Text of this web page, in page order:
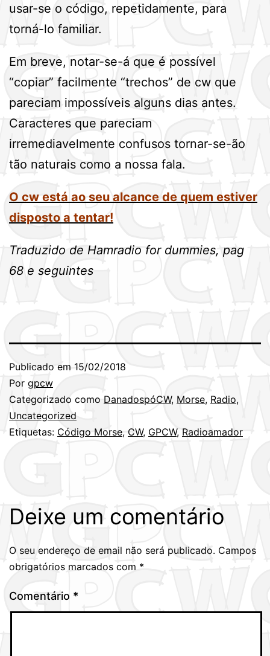
usar-se o código, repetidamente, para
torná-lo familiar.
Em breve, notar-se-á que é possível
“copiar” facilmente “trechos” de cw que
pareciam impossíveis alguns dias antes.
Caracteres que pareciam
irremediavelmente confusos tornar-se-ão
tão naturais como a nossa fala.
O cw está ao seu alcance de quem estiver
disposto a tentar!
Traduzido de Hamradio for dummies, pag
68 e seguintes
Publicado em 15/02/2018
Por gpcw
Categorizado como DanadospóCW, Morse, Radio,
Uncategorized
Etiquetas: Código Morse, CW, GPCW, Radioamador
Deixe um comentário
O seu endereço de email não será publicado. Campos
obrigatórios marcados com *
Comentário *